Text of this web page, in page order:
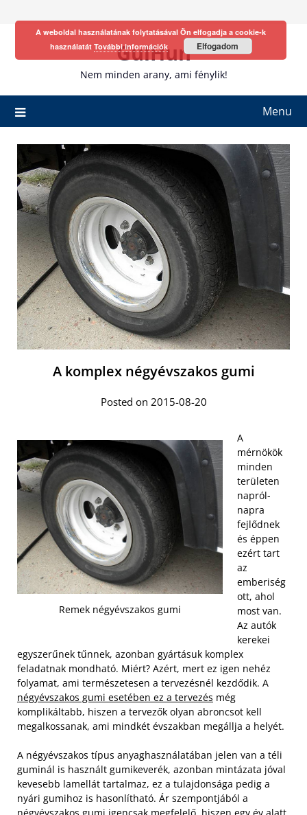
GulHun
Nem minden arany, ami fénylik!
Menu
A komplex négyévszakos gumi
Posted on 2015-08-20
Remek négyévszakos gumi
A
mérnökök
minden
területen
napról-
napra
fejlődnek
és éppen
ezért tart
az
emberiség
ott, ahol
most van.
Az autók
kerekei
egyszerűnek tűnnek, azonban gyártásuk komplex
feladatnak mondható. Miért? Azért, mert ez igen nehéz
folyamat, ami természetesen a tervezésnél kezdődik. A
négyévszakos gumi esetében ez a tervezés még
komplikáltabb, hiszen a tervezők olyan abroncsot kell
megalkossanak, ami mindkét évszakban megállja a helyét.
A négyévszakos típus anyaghasználatában jelen van a téli
guminál is használt gumikeverék, azonban mintázata jóval
kevesebb lamellát tartalmaz, ez a tulajdonsága pedig a
nyári gumihoz is hasonlítható. Ár szempontjából a
négyévszakos gumi igencsak megfelelő, hiszen egy év alatt
A weboldal használatának folytatásával Ön elfogadja a cookie-k
használatát További információk Elfogadom